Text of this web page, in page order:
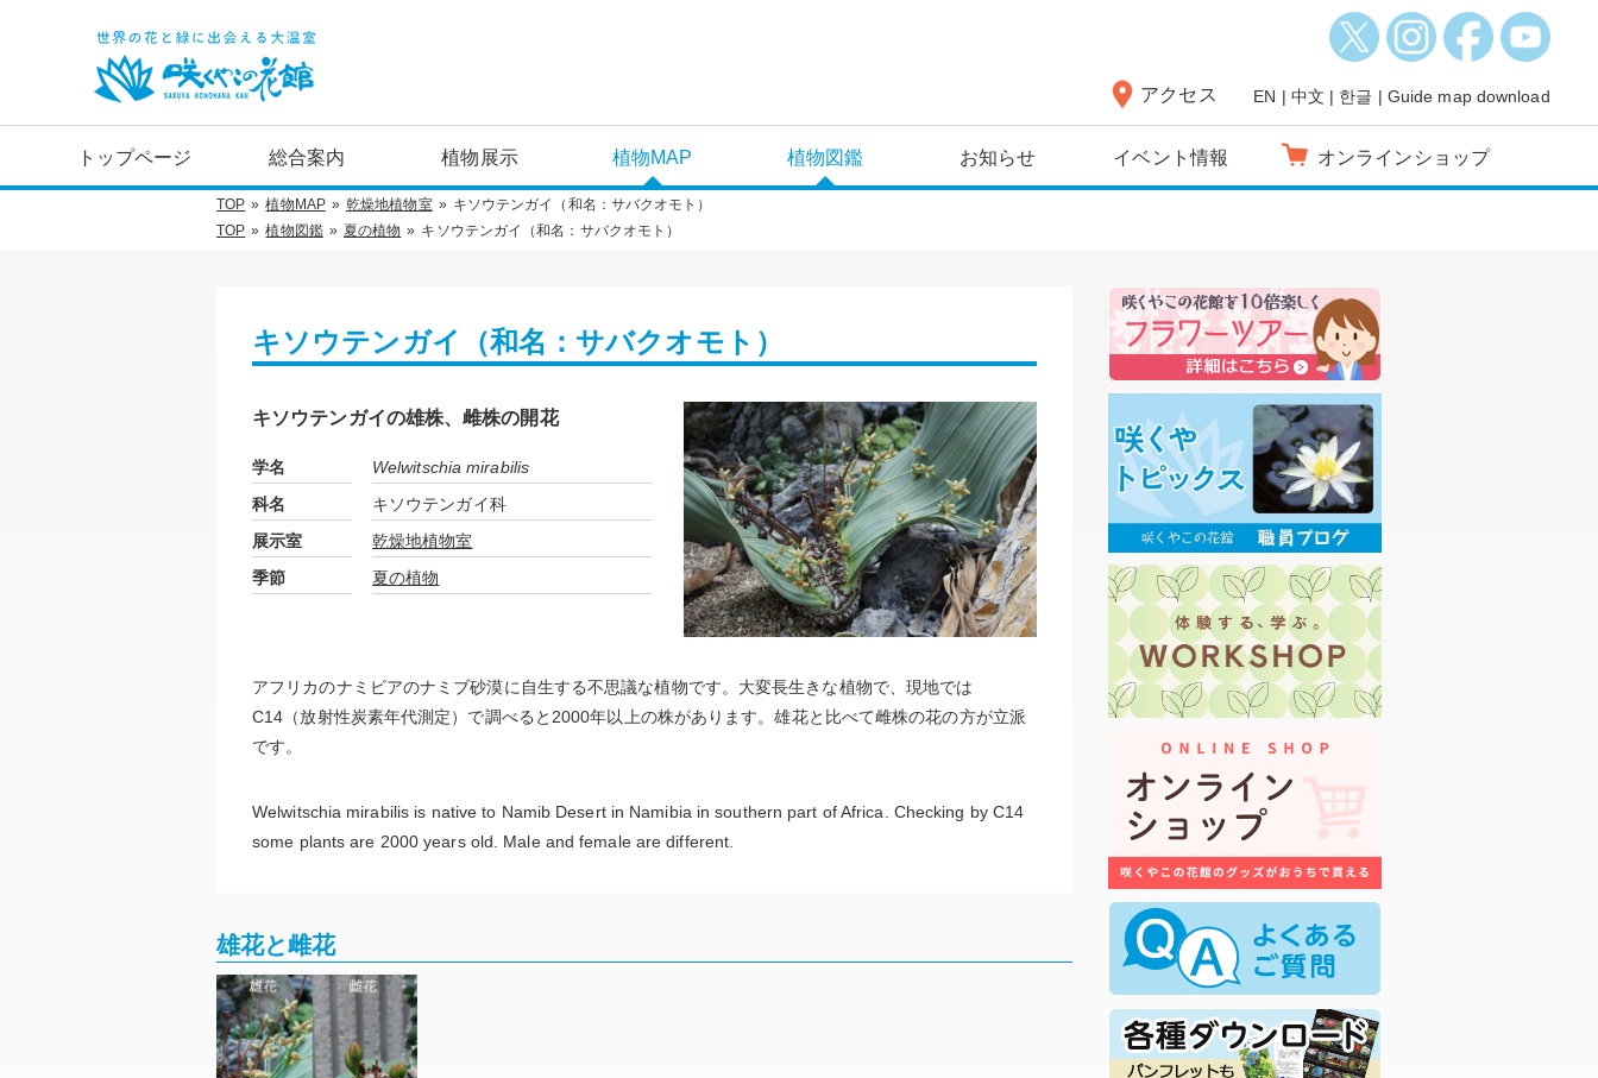
アクセス EN | 中文 | 한글 | Guide map download
トップページ 総合案内 植物展示 植物MAP 植物図鑑 お知らせ イベント情報 オンラインショップ
TOP 植物MAP 乾燥地植物室
キソウテンガイ（和名：サバクオモト）
TOP
植物図鑑 夏の植物 キソウテンガイ（和名：サバクオモト）
キソウテンガイ（和名：サバクオモト）
キソウテンガイの雄株、雌株の開花
学名
Welwitschia mirabilis
科名
キソウテンガイ科
展示室
乾燥地植物室
季節
夏の植物
アフリカのナミビアのナミブ砂漠に自生する不思議な植物です。大変長生きな植物で、現地では
C14（放射性炭素年代測定）で調べると2000年以上の株があります。雄花と比べて雌株の花の方が立派
です。
Welwitschia mirabilis is native to Namib Desert in Namibia in southern part of Africa. Checking by C14
some plants are 2000 years old. Male and female are different.
雄花と雌花